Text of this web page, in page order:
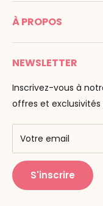
Tél : 05 53 61 21 26
Email :
C G V
Mentions légales
Paiement
Livraison
F.A.Q
À PROPOS
Montessori Spirit
Maria Montessori
La pédagogie
Nos marques
Centres de formation
Public Montessori
NEWSLETTER
Inscrivez-vous à
offres et
Votre email
S'inscrire